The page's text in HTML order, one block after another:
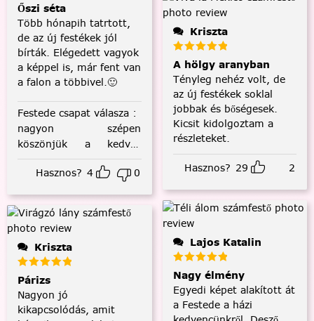
Őszi séta
Több hónapih tatrtott,
de az új festékek jól
bírták. Elégedett vagyok
a képpel is, már fent van
a falon a többivel.🙂
Festede csapat válasza :
nagyon szépen
köszönjük a kedves
visszajelzést! :)
Hasznos? 4 0
Kriszta
Párizs
Nagyon jó
kikapcsolódás, amit
Kriszta
A hölgy aranyban
Tényleg nehéz volt, de
az új festékek soklal
jobbak és bőségesek.
Kicsit kidolgoztam a
részleteket.
Hasznos? 29 2
Lajos Katalin
Nagy élmény
Egyedi képet alakított át
a Festede a házi